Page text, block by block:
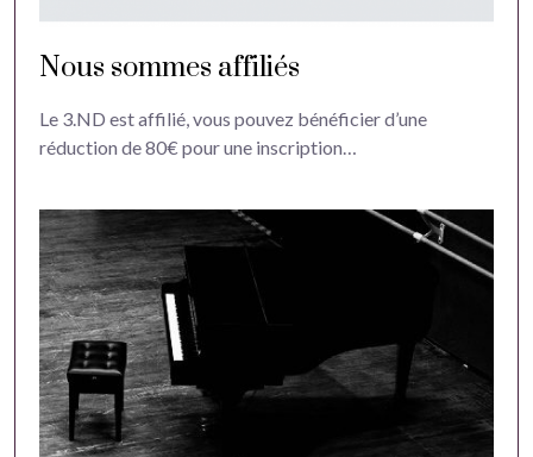
Nous sommes affiliés
Le 3.ND est affilié, vous pouvez bénéficier d’une
réduction de 80€ pour une inscription…